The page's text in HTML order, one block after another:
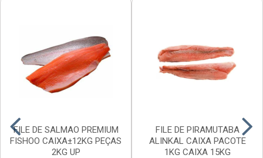
FILE DE SALMAO PREMIUM
FISHOO CAIXA±12KG PEÇAS
2KG UP
FILE DE PIRAMUTABA
ALINKAL CAIXA PACOTE
1KG CAIXA 15KG